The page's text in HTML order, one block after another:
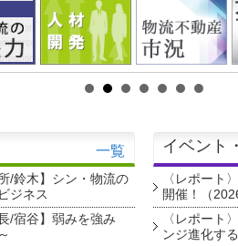
一覧
/鈴木】シン・物流の
ジネス
/宿谷】弱みを強み
イベント
〈レポート
開催！（
〈レポート
ンジ進化す